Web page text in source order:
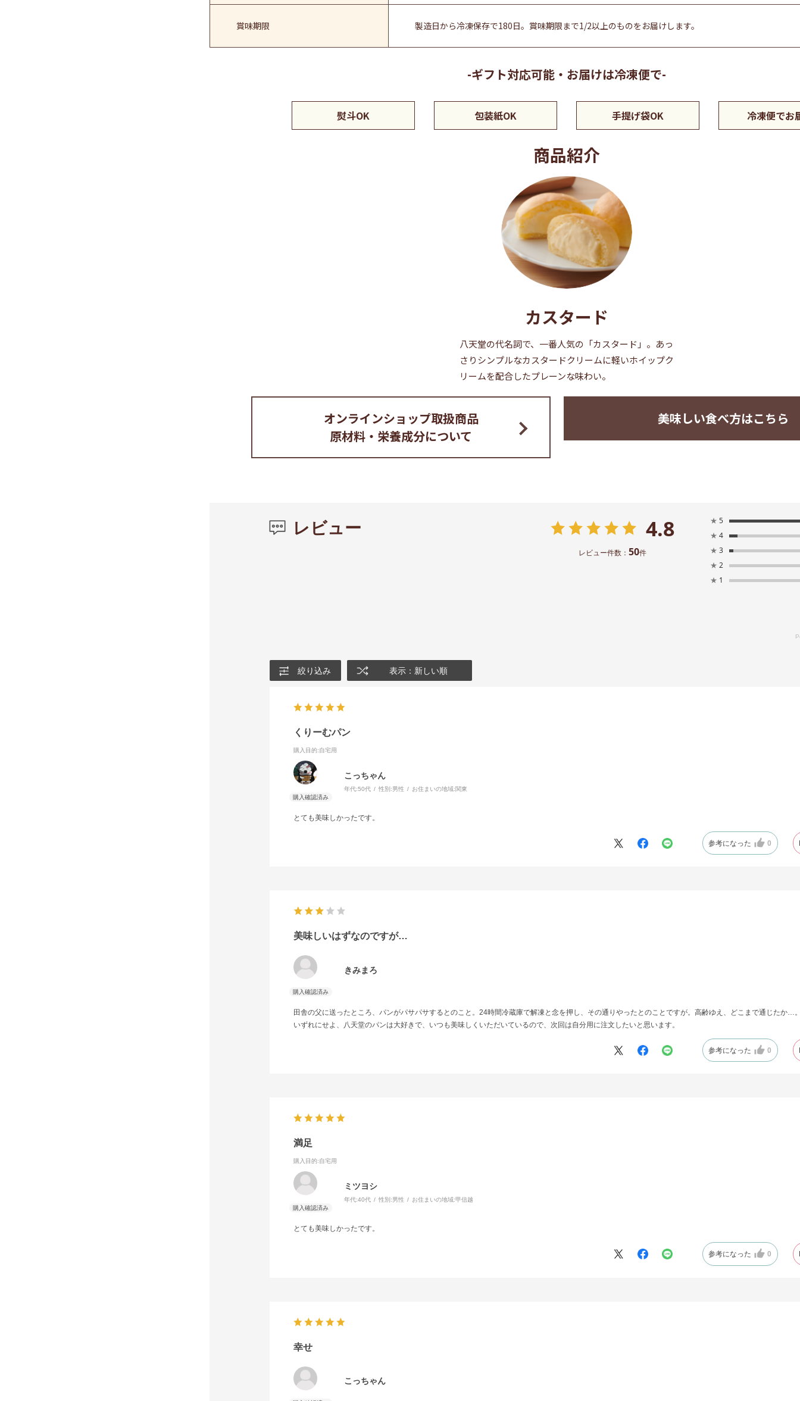
賞味期限 製造日から冷凍保存で180日。賞味期限まで1/2以上のものをお届けします。
-ギフト対応可能・お届けは冷凍便で-
熨斗OK 包装紙OK 手提げ袋OK 冷凍便でお
商品紹介
カスタード
八天堂の代名詞で、一番人気の「カスタード」。あっ
さりシンプルなカスタードクリームに軽いホイップク
リームを配合したプレーンな味わい。
オンラインショップ取扱商品
原材料・栄養成分について
美味しい食べ方はこちら
レビュー 4.8
レビュー件数： 50件
★ 5
★ 4
★ 3
★ 2
★ 1
絞り込み 表示：新しい順
くりーむパン
購入目的:自宅用
こっちゃん
年代:50代 性別:男性 お住まいの地域:関東
とても美味しかったです。
参考になった 0
美味しいはずなのですが…
きみまろ
田舎の父に送ったところ、パンがパサパサするとのこと。24時間冷蔵庫で解凍と念を押し、その通りやったとのことですが。高齢ゆえ、どこまで通じたか…
いずれにせよ、八天堂のパンは大好きで、いつも美味しくいただいているので、次回は自分用に注文したいと思います。
参考になった 0
満足
購入目的:自宅用
ミツヨシ
年代:40代 性別:男性 お住まいの地域:甲信越
とても美味しかったです。
参考になった 0
幸せ
こっちゃん